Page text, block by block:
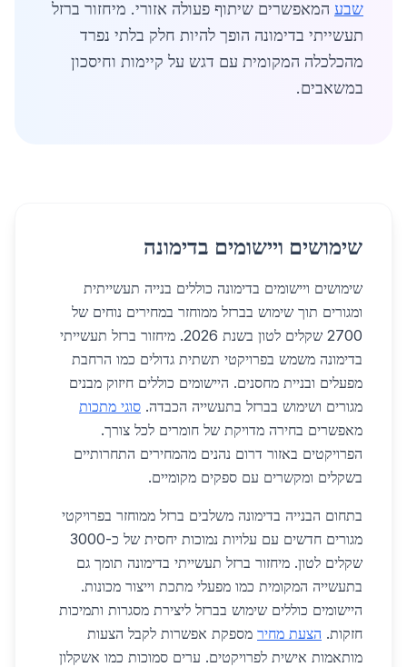
שבע המאפשרים שיתוף פעולה אזורי. מיחזור ברזל
תעשייתי בדימונה הופך להיות חלק בלתי נפרד
מהכלכלה המקומית עם דגש על קיימות וחיסכון
במשאבים.
שימושים ויישומים בדימונה
שימושים ויישומים בדימונה כוללים בנייה תעשייתית
ומגורים תוך שימוש בברזל ממוחזר במחירים נוחים של
2700 שקלים לטון בשנת 2026. מיחזור ברזל תעשייתי
בדימונה משמש בפרויקטי תשתית גדולים כמו הרחבת
מפעלים ובניית מחסנים. היישומים כוללים חיזוק מבנים
מגורים ושימוש בברזל בתעשייה הכבדה. סוגי מתכות
מאפשרים בחירה מדויקת של חומרים לכל צורך.
הפרויקטים באזור דרום נהנים מהמחירים התחרותיים
בשקלים ומקשרים עם ספקים מקומיים.
בתחום הבנייה בדימונה משלבים ברזל ממוחזר בפרויקטי
מגורים חדשים עם עלויות נמוכות יחסית של כ-3000
שקלים לטון. מיחזור ברזל תעשייתי בדימונה תומך גם
בתעשייה המקומית כמו מפעלי מתכת וייצור מכונות.
היישומים כוללים שימוש בברזל ליצירת מסגרות ותמיכות
חזקות. הצעת מחיר מספקת אפשרות לקבל הצעות
מותאמות אישית לפרויקטים. ערים סמוכות כמו אשקלון